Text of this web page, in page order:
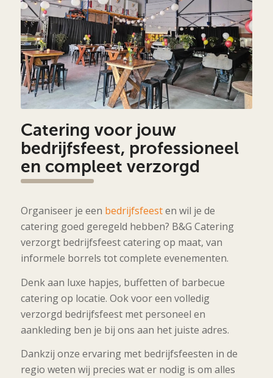
Catering voor jouw
bedrijfsfeest, professioneel
en compleet verzorgd
Organiseer je een bedrijfsfeesten wil je de
catering goed geregeld hebben? B&G Catering
verzorgt bedrijfsfeest catering op maat, van
informele borrels tot complete evenementen.
Denk aan luxe hapjes, buffetten of barbecue
catering op locatie. Ook voor een volledig
verzorgd bedrijfsfeest met personeel en
aankleding ben je bij ons aan het juiste adres.
Dankzij onze ervaring met bedrijfsfeesten in de
regio weten wij precies wat er nodig is om alles